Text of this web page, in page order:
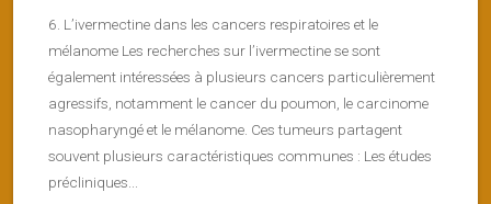
6. L’ivermectine dans les cancers respiratoires et le
mélanome Les recherches sur l’ivermectine se sont
également intéressées à plusieurs cancers particulièrement
agressifs, notamment le cancer du poumon, le carcinome
nasopharyngé et le mélanome. Ces tumeurs partagent
souvent plusieurs caractéristiques communes : Les études
précliniques...